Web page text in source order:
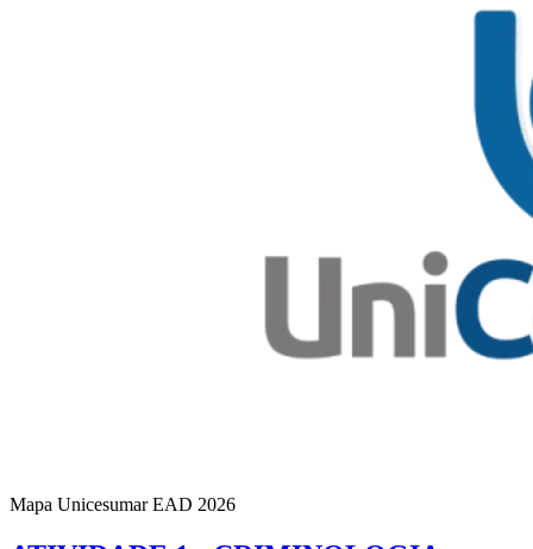
Mapa Unicesumar EAD 2026